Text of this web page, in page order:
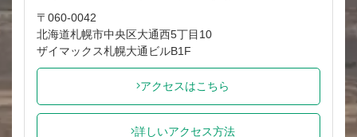
〒060-0042
北海道札幌市中央区大通西5丁目10
ザイマックス札幌大通ビルB1F
アクセスはこちら
詳しいアクセス方法